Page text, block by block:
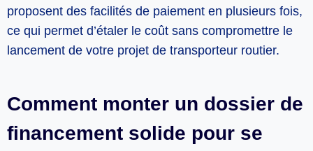
proposent des facilités de paiement en plusieurs fois,
ce qui permet d’étaler le coût sans compromettre le
lancement de votre projet de transporteur routier.
Comment monter un dossier de
financement solide pour se